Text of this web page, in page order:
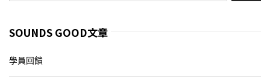
SOUNDS GOOD文章
學員回饋